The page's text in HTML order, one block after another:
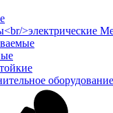
оборудование